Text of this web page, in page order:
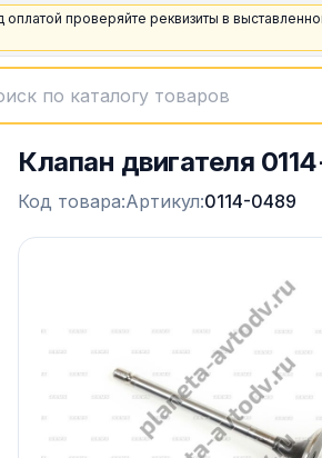
проверяйте реквизиты в
Клапан двигателя
Код товара:Артикул:0114-0489